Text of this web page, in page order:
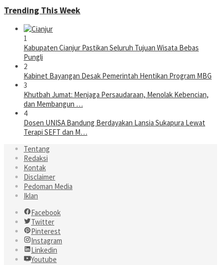
Trending This Week
1
Kabupaten Cianjur Pastikan Seluruh Tujuan Wisata Bebas
Pungli
2
Kabinet Bayangan Desak Pemerintah Hentikan Program MBG
3
Khutbah Jumat: Menjaga Persaudaraan, Menolak Kebencian,
dan Membangun …
4
Dosen UNISA Bandung Berdayakan Lansia Sukapura Lewat
Terapi SEFT dan M…
Tentang
Redaksi
Kontak
Disclaimer
Pedoman Media
Iklan
Facebook
Twitter
Pinterest
Instagram
Linkedin
Youtube